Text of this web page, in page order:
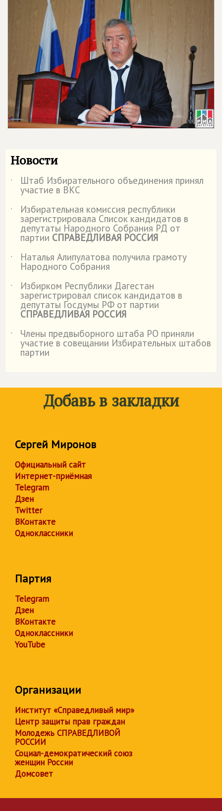
Новости
˙ Штаб Избирательного объединения принял
участие в ВКС
˙
Избирательная комиссия республики
зарегистрировала Список кандидатов в
депутаты Народного Собрания РД от
партии СПРАВЕДЛИВАЯ РОССИЯ
˙
Наталья Алипулатова получила грамоту
Народного Собрания
˙
Избирком Республики Дагестан
зарегистрировал список кандидатов в
депутаты Госдумы РФ от партии
СПРАВЕДЛИВАЯ РОССИЯ
˙
Члены предвыборного штаба РО приняли
участие в совещании Избирательных штабов
партии
Добавь в закладки
Сергей Миронов
Официальный сайт
Интернет-приёмная
Telegram
Дзен
Twitter
ВКонтакте
Одноклассники
Партия
Telegram
Дзен
ВКонтакте
Одноклассники
YouTube
Организации
Институт «Справедливый мир»
Центр защиты прав граждан
Молодежь СПРАВЕДЛИВОЙ
РОССИИ
Социал-демократический союз
женщин России
Домсовет